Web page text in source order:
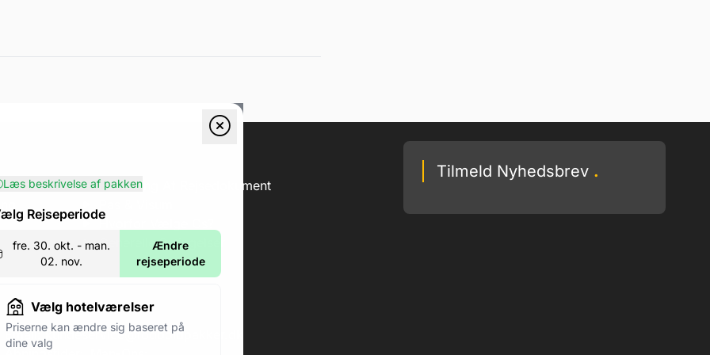
Læs beskrivelse af pakken
Rejseperiode
fre. 30. okt. - man.
02. nov.
Ændre
rejseperiode
Vælg hotelværelser
Priserne kan ændre sig baseret på
dine valg
Forklaring Af Rejsedokument
Hvorfor Vælge Os?
Generelle Betingelser
Email:kundeservice@fodboldpakker.dk
Tilmeld Nyhedsbrev .